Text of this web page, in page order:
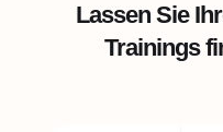
Lassen Sie
Trainings